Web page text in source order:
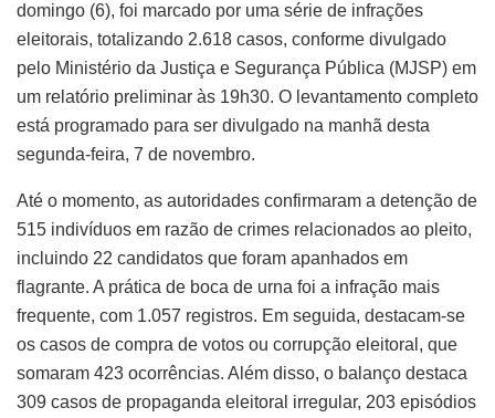
domingo (6), foi marcado por uma série de infrações
eleitorais, totalizando 2.618 casos, conforme divulgado
pelo Ministério da Justiça e Segurança Pública (MJSP) em
um relatório preliminar às 19h30. O levantamento completo
está programado para ser divulgado na manhã desta
segunda-feira, 7 de novembro.
Até o momento, as autoridades confirmaram a detenção de
515 indivíduos em razão de crimes relacionados ao pleito,
incluindo 22 candidatos que foram apanhados em
flagrante. A prática de boca de urna foi a infração mais
frequente, com 1.057 registros. Em seguida, destacam-se
os casos de compra de votos ou corrupção eleitoral, que
somaram 423 ocorrências. Além disso, o balanço destaca
309 casos de propaganda eleitoral irregular, 203 episódios